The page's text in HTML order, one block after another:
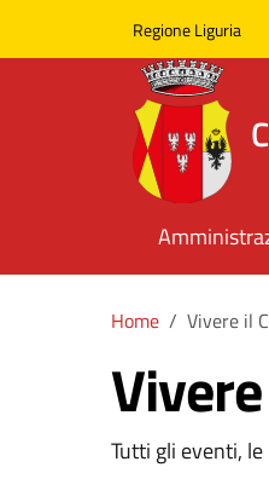
Regione Liguria
Home Vivere il
Tutti gli eventi,